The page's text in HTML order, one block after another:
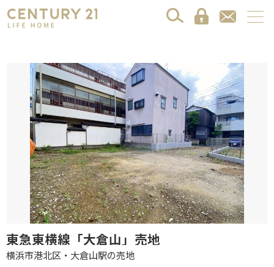
東急東横線「大倉山」売地
横浜市港北区・大倉山駅の売地